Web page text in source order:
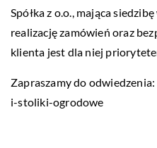
Spółka z o.o., mająca
realizację zamówień oraz
klienta jest dla niej
Zapraszamy do odwiedzenia:
i-stoliki-ogrodowe